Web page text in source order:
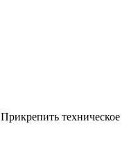
Прикрепить техническое